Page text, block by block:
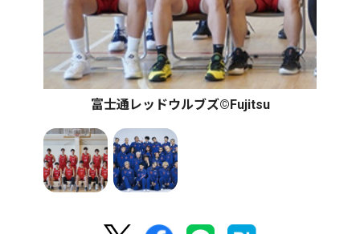
富士通レッドウルブズ©Fujitsu